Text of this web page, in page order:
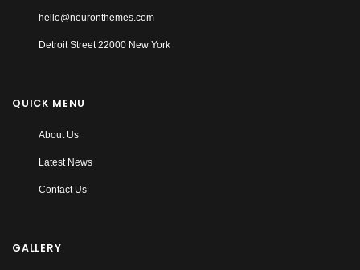
hello@neuronthemes.com
Detroit Street 22000 New York
QUICK MENU
About Us
Latest News
Contact Us
GALLERY